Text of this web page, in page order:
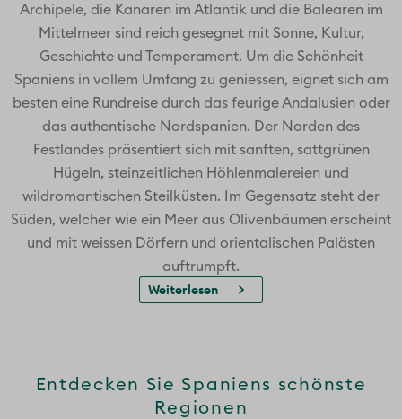
Archipele, die Kanaren im Atlantik und die Balearen im
Mittelmeer sind reich gesegnet mit Sonne, Kultur,
Geschichte und Temperament. Um die Schönheit
Spaniens in vollem Umfang zu geniessen, eignet sich am
besten eine Rundreise durch das feurige Andalusien oder
das authentische Nordspanien. Der Norden des
Festlandes präsentiert sich mit sanften, sattgrünen
Hügeln, steinzeitlichen Höhlenmalereien und
wildromantischen Steilküsten. Im Gegensatz steht der
Süden, welcher wie ein Meer aus Olivenbäumen erscheint
und mit weissen Dörfern und orientalischen Palästen
auftrumpft.
Weiterlesen
Entdecken Sie Spaniens schönste
Regionen